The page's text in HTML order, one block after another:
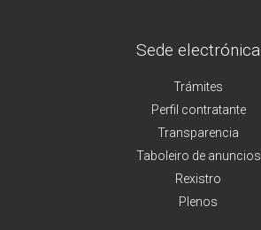
Sede electrónica
Trámites
Perfil contratante
Transparencia
Taboleiro de anuncios
Rexistro
Plenos